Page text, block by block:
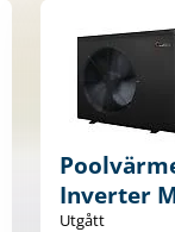
Inverter
Utgått